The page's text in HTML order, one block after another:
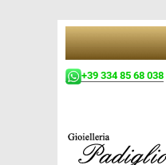
+39 334 85 68 038